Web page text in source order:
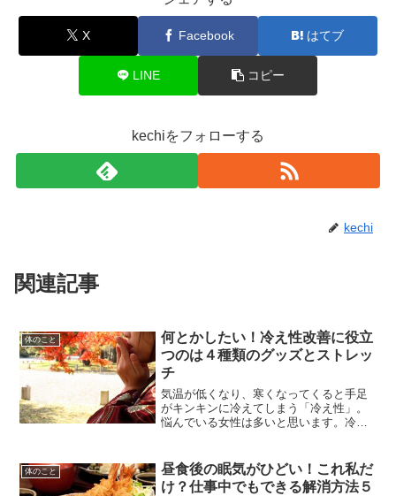
X Facebook はてブ
LINE コピー
kechiをフォローする
kechi
関連記事
体のこと
何とかしたい！冷え性改善に役立
つのは４種類のグッズとストレッ
チ
気温が低くなり、寒くなってくると手足
がキンキンに冷えてしまう「冷え性」。
悩んでいる女性は多いと思います。冷え
すよね・・。体にとっても冷えは大敵。
絶対に改善したい症状です...
体のこと
昼食後の眠気がひどい！これ私だ
け？仕事中でもできる解消方法５